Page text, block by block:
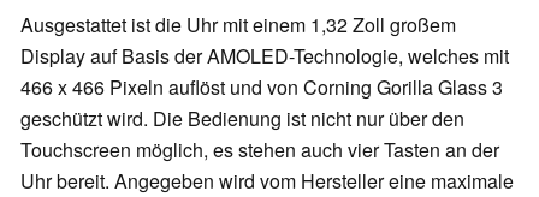
Ausgestattet ist die Uhr mit einem 1,32 Zoll großem
Display auf Basis der AMOLED-Technologie, welches mit
466 x 466 Pixeln auflöst und von Corning Gorilla Glass 3
geschützt wird. Die Bedienung ist nicht nur über den
Touchscreen möglich, es stehen auch vier Tasten an der
Uhr bereit. Angegeben wird vom Hersteller eine maximale